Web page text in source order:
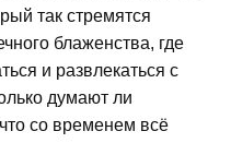
так стремятся
блаженства, где
и развлекаться с
думают ли
со временем всё